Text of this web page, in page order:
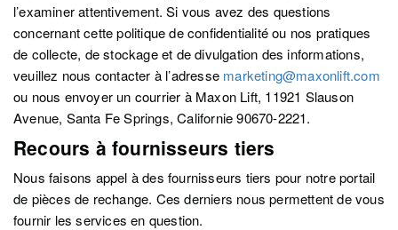
l’examiner attentivement. Si vous avez des questions
concernant cette politique de confidentialité ou nos pratiques
de collecte, de stockage et de divulgation des informations,
veuillez nous contacter à l’adresse marketing@maxonlift.com
ou nous envoyer un courrier à Maxon Lift, 11921 Slauson
Avenue, Santa Fe Springs, Californie 90670-2221.
Recours à fournisseurs tiers
Nous faisons appel à des fournisseurs tiers pour notre portail
de pièces de rechange. Ces derniers nous permettent de vous
fournir les services en question.